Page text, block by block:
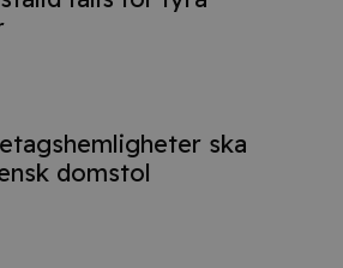
ska
domstol